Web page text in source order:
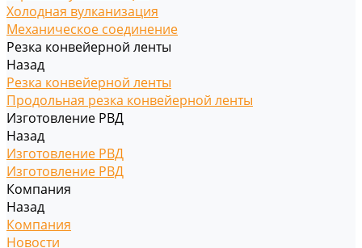
Холодная вулканизация
Механическое соединение
Резка конвейерной ленты
Назад
Резка конвейерной ленты
Продольная резка конвейерной ленты
Изготовление РВД
Назад
Изготовление РВД
Изготовление РВД
Компания
Назад
Компания
Новости